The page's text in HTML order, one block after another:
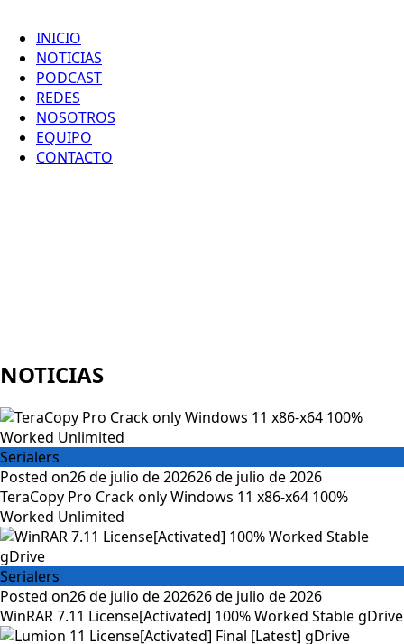
INICIO
NOTICIAS
PODCAST
REDES
NOSOTROS
EQUIPO
CONTACTO
NOTICIAS
Serialers
Posted on26 de julio de 202626 de julio de 2026
TeraCopy Pro Crack only Windows 11 x86-x64 100%
Worked Unlimited
Serialers
Posted on26 de julio de 202626 de julio de 2026
WinRAR 7.11 License[Activated] 100% Worked Stable gDrive